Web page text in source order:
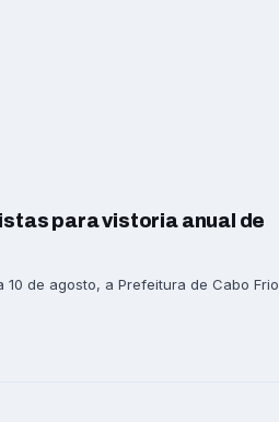
para vistoria anual de
10 de agosto, a Prefeitura de Cabo Frio